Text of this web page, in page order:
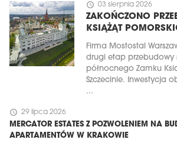
schedule 03 sierpnia 2026
ZAKOŃCZONO
KSIĄŻĄT
Firma Mostostal
drugi etap przebudowy
północnego Zamku
Szczecinie. Inwestycja
...
schedule 29 lipca 2026
MERCATOR ESTATES Z POZWOLENIEM NA
APARTAMENTÓW W KRAKOWIE